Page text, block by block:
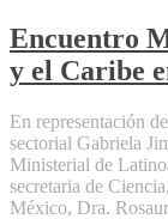
Encuentro
y el Caribe
En representación
sectorial Gabriela
Ministerial de
secretaria de
México, Dra.